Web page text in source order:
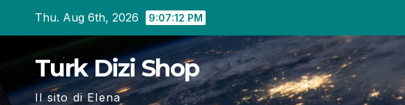
Thu. Aug 6th, 2026 9:07:13 PM
Turk Dizi Shop
Il sito di Elena